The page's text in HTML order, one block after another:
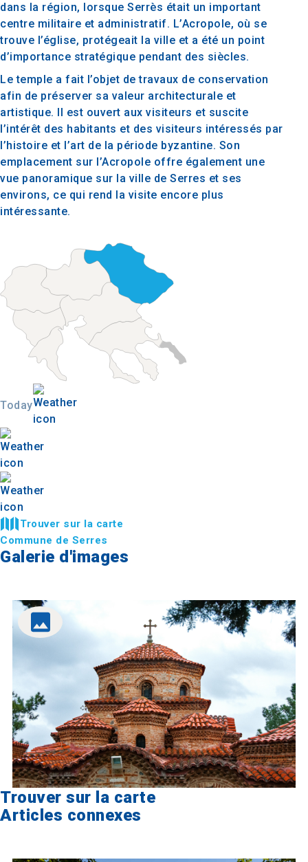
dans la région, lorsque Serrès était un important
centre militaire et administratif. L’Acropole, où se
trouve l’église, protégeait la ville et a été un point
d’importance stratégique pendant des siècles.
Le temple a fait l’objet de travaux de conservation
afin de préserver sa valeur architecturale et
artistique. Il est ouvert aux visiteurs et suscite
l’intérêt des habitants et des visiteurs intéressés par
l’histoire et l’art de la période byzantine. Son
emplacement sur l’Acropole offre également une
vue panoramique sur la ville de Serres et ses
environs, ce qui rend la visite encore plus
intéressante.
Today
Trouver sur la carte
Commune de Serres
Galerie d'images
Trouver sur la carte
Articles connexes